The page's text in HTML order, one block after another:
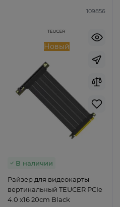
109856
Новый
В наличии
Райзер для видеокарты
вертикальный TEUCER PCIe
4.0 x16 20cm Black